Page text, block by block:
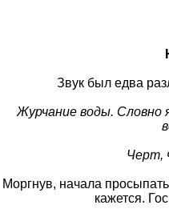
Звук был едва
Журчание воды. Словно
Черт,
Моргнув, начала
кажется.